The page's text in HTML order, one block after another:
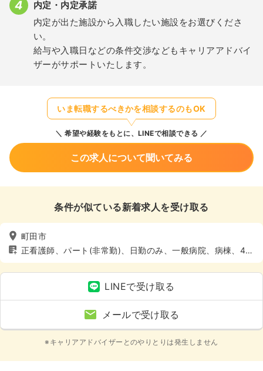
内定・内定承諾
内定が出た施設から入職したい施設をお選びくださ
い。
給与や入職日などの条件交渉などもキャリアアドバイ
ザーがサポートいたします。
いま転職するべきかを相談するのもOK
希望や経験をもとに、LINEで相談できる
この求人について聞いてみる
条件が似ている新着求人を受け取る
町田市
正看護師、パート(非常勤)、日勤のみ、一般病院、病棟、4週
8休以上
LINEで受け取る
メールで受け取る
※キャリアアドバイザーとのやりとりは発生しません